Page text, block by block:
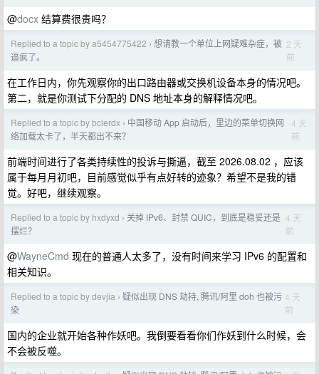
@docx 结算费很贵吗？
Replied to a topic by a5454775422 › 想请教一个单位上网疑难杂症，被
逼疯了。
2 天
前
在工作日内，你先观察你的出口路由器或交换机设备本身的情况吧。
第二，就是你测试下分配的 DNS 地址本身的解释情况吧。
Replied to a topic by bclerdx › 中国移动 App 启动后，里边的菜单切换网
络加载太卡了，半天都出不来？
4 天
前
前端时间进行了各类持续性的投诉与撕逼，截至 2026.08.02 ，应该
属于每月月初吧，目前感觉似乎有点好转的迹象？希望不是我的错
觉。好吧，继续观察。
Replied to a topic by hxdyxd › 关掉 IPv6、封禁 QUIC，到底是稳妥还是
摆烂？
4 天
前
@WayneCmd 现在的普通人太多了，没有时间来学习 IPv6 的配置和
相关知识。
Replied to a topic by devjia › 疑似出现 DNS 劫持, 腾讯/阿里 doh 也被污
染
4 天
前
国内的企业就开始各种作妖吧。我倒要看看你们作妖到什么时候，会
不会被反噬。